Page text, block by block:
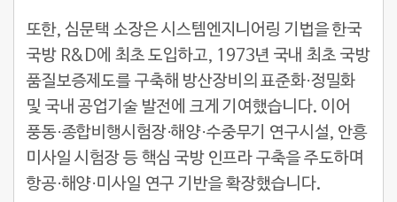
또한, 심문택 소장은 시스템엔지니어링 기법을 한국
국방 R&D에 최초 도입하고, 1973년 국내 최초 국방
품질보증제도를 구축해 방산장비의 표준화·정밀화
및 국내 공업기술 발전에 크게 기여했습니다. 이어
풍동·종합비행시험장·해양·수중무기 연구시설, 안흥
미사일 시험장 등 핵심 국방 인프라 구축을 주도하며
항공·해양·미사일 연구 기반을 확장했습니다.